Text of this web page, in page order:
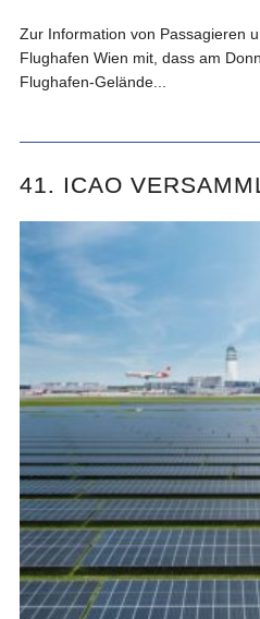
Zur Information von Passagieren
Flughafen Wien mit, dass am
Flughafen-Gelände...
41. ICAO